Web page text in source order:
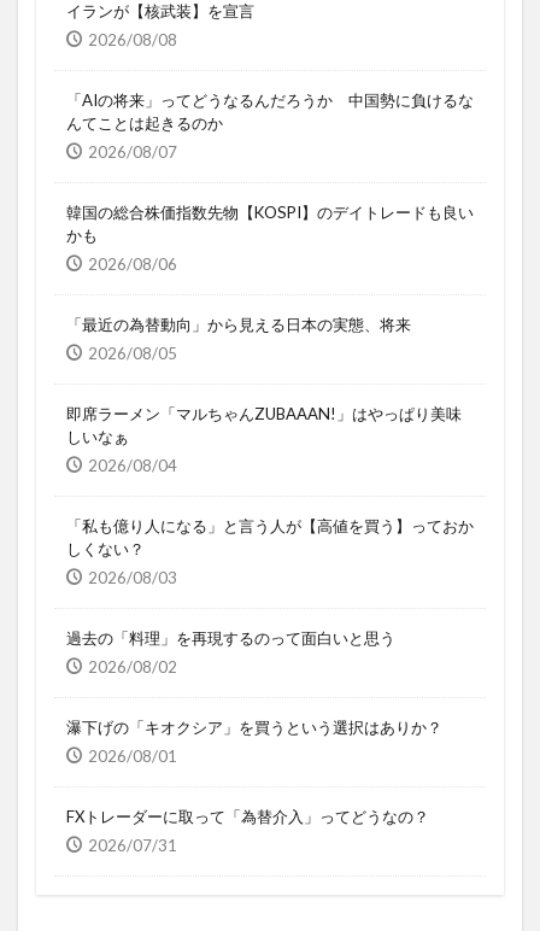
イランが【核武装】を宣言
2026/08/08
「AIの将来」ってどうなるんだろうか 中国勢に負けるな
んてことは起きるのか
2026/08/07
韓国の総合株価指数先物【KOSPI】のデイトレードも良い
かも
2026/08/06
「最近の為替動向」から見える日本の実態、将来
2026/08/05
即席ラーメン「マルちゃんZUBAAAN!」はやっぱり美味
しいなぁ
2026/08/04
「私も億り人になる」と言う人が【高値を買う】っておか
しくない？
2026/08/03
過去の「料理」を再現するのって面白いと思う
2026/08/02
瀑下げの「キオクシア」を買うという選択はありか？
2026/08/01
FXトレーダーに取って「為替介入」ってどうなの？
2026/07/31